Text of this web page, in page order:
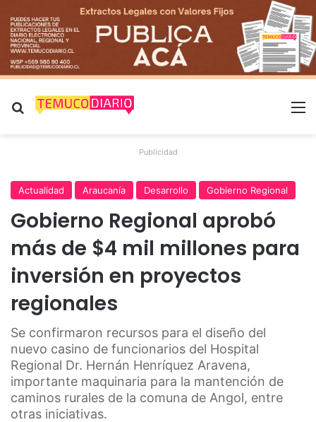
Buscar por
Publicidad
Actualidad Araucanía Desarrollo Gobierno Regional
Gobierno Regional aprobó
más de $4 mil millones para
inversión en proyectos
regionales
Se confirmaron recursos para el diseño del
nuevo casino de funcionarios del Hospital
Regional Dr. Hernán Henríquez Aravena,
importante maquinaria para la mantención de
caminos rurales de la comuna de Angol, entre
otras iniciativas.